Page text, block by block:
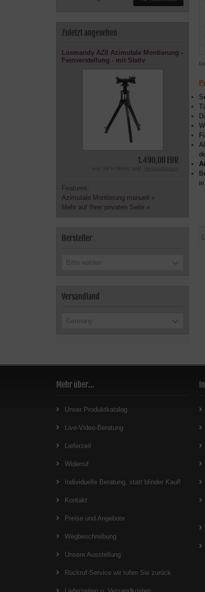
Zuletzt angesehen
Losmandy AZ8 Azimutale Montierung -
Feinverstellung - mit Stativ
1.490,00 EUR
inkl. 19 % MwSt. zzgl.
Features:
Azimutale Montierung manuell »
Mehr auf Ihrer privaten Seite »
Hersteller
Bitte wählen
Versandland
Germany
Mehr über...
Unser Produktkatalog
Live-Video-Beratung
Lieferzeit
Widerruf
Individuelle Beratung, statt blinder Kauf!
Kontakt
Preise und Angebote
Wegbeschreibung
Unsere Ausstellung
Rückruf-Service wir rufen Sie zurück